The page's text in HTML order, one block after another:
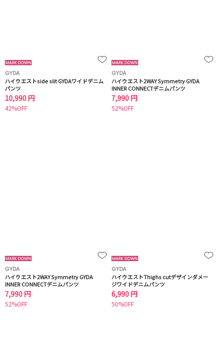
GYDA
ハイウエストside slit GYDAワイドデニム
パンツ
10,990 円
42%OFF
GYDA
ハイウエスト2WAY Symmetry GYDA
INNER CONNECTデニムパンツ
7,990 円
52%OFF
GYDA
ハイウエスト2WAY Symmetry GYDA
INNER CONNECTデニムパンツ
7,990 円
52%OFF
GYDA
ハイウエストThighs cutデザインダメー
ジワイドデニムパンツ
6,990 円
50%OFF